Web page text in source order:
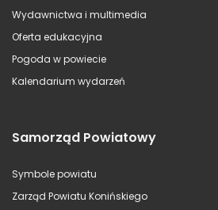
Wydawnictwa i multimedia
Oferta edukacyjna
Pogoda w powiecie
Kalendarium wydarzeń
Samorząd Powiatowy
Symbole powiatu
Zarząd Powiatu Konińskiego